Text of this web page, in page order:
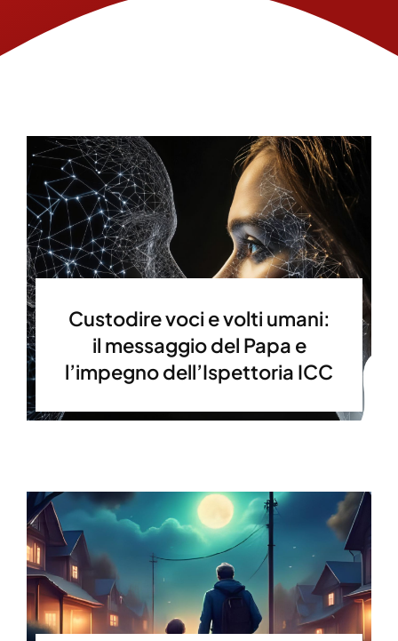
Custodire voci e volti umani:
il messaggio del Papa e
l’impegno dell’Ispettoria ICC